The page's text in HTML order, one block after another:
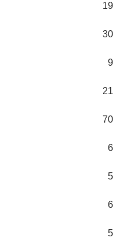
19
30
9
21
70
6
5
6
5